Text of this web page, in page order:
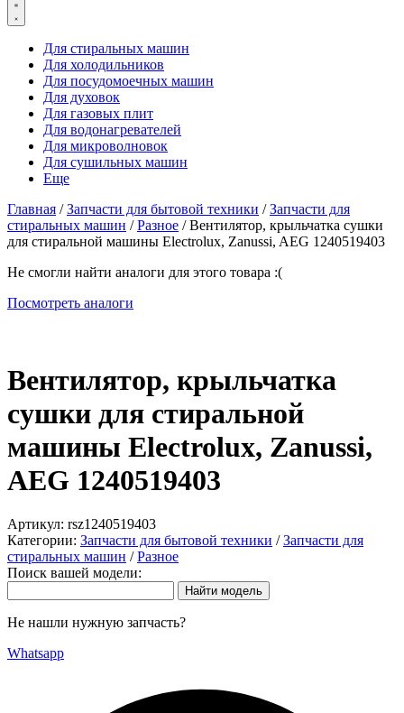
Для стиральных машин
Для холодильников
Для посудомоечных машин
Для духовок
Для газовых плит
Для водонагревателей
Для микроволновок
Для сушильных машин
Еще
Главная /Запчасти для бытовой техники /Запчасти для
стиральных машин /Разное / Вентилятор, крыльчатка сушки
для стиральной машины Electrolux, Zanussi, AEG 1240519403
Не смогли найти аналоги для этого товара :(
Посмотреть аналоги
Вентилятор, крыльчатка
сушки для стиральной
машины Electrolux, Zanussi,
AEG 1240519403
Артикул: rsz1240519403
Категории: Запчасти для бытовой техники /Запчасти для
стиральных машин /Разное
Поиск вашей модели:
Не нашли нужную запчасть?
Whatsapp